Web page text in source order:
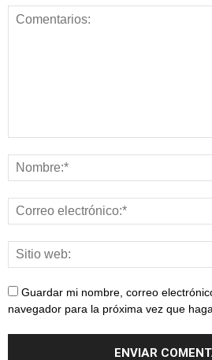
Guardar mi nombre, correo
navegador para la próxima vez que